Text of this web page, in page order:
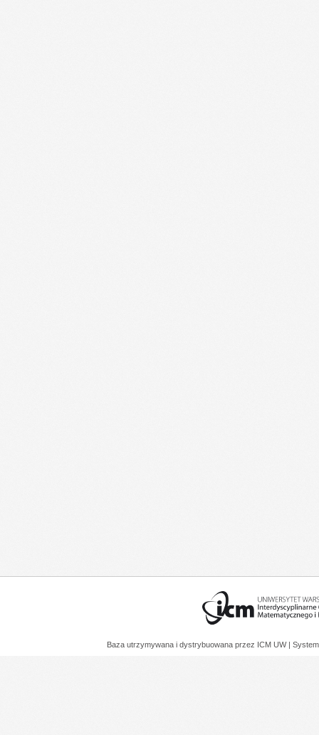
Baza utrzymywana i dystrybuowana przez ICM UW |